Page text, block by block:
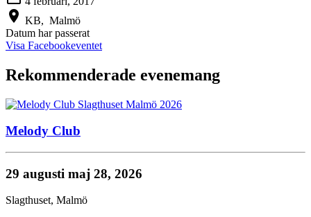
location_on KB, Malmö
Datum har passerat
Visa Facebookeventet
Rekommenderade evenemang
Melody Club
29 augusti maj 28, 2026
Slagthuset, Malmö